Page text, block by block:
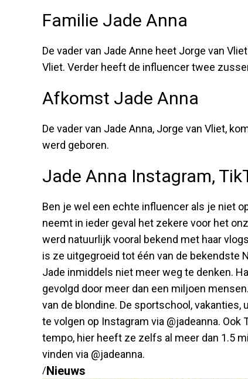
Familie Jade Anna
De vader van Jade Anne heet Jorge van
Vliet. Verder heeft de influencer twee
Afkomst Jade Anna
De vader van Jade Anna, Jorge van Vliet,
werd geboren.
Jade Anna Instagram,
Ben je wel een echte influencer als je niet
neemt in ieder geval het zekere voor het
werd natuurlijk vooral bekend met haar
is ze uitgegroeid tot één van de bekendste
Jade inmiddels niet meer weg te denken.
gevolgd door meer dan een miljoen
van de blondine. De sportschool,
te volgen op Instagram via @jadeanna.
tempo, hier heeft ze zelfs al meer dan 1.5
vinden via @jadeanna.
/Nieuws